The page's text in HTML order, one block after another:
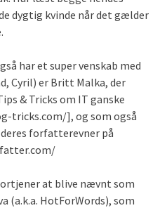
dygtig kvinde når det gælder
har et super venskab med
Cyril) er Britt Malka, der
& Tricks om IT ganske
tricks.com/], og som også
forfatterevner på
at blive nævnt som
(a.k.a. HotForWords), som